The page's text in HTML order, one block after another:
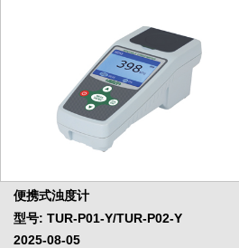
便携式浊度计
型号: TUR-P01-Y/TUR-P02-Y
2025-08-05